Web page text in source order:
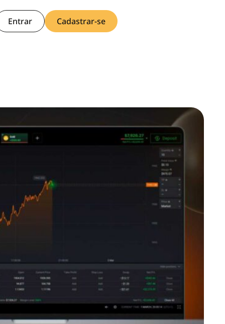
Entrar Cadastrar-se